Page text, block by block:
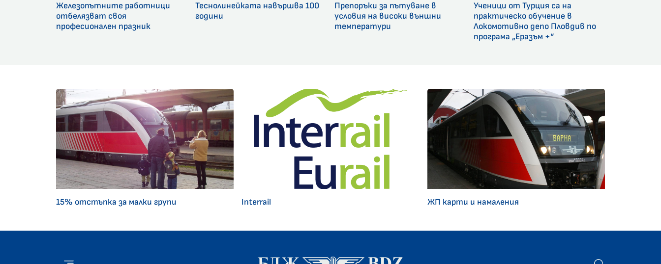
Железопътните работници
отбелязват своя
професионален празник
Теснолинейката навършва 100
години
Препоръки за пътуване в
условия на високи външни
температури
Ученици от Турция са на
практическо обучение в
Локомотивно депо Пловдив по
програма „Еразъм +“
15% отстъпка за малки групи Interrail ЖП карти и намаления